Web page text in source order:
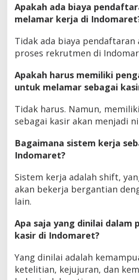
Apakah ada biaya
melamar kerja di
Tidak ada biaya pendaftaran
proses rekrutmen di
Apakah harus memiliki
untuk melamar sebagai
Tidak harus. Namun,
sebagai kasir akan menjadi
Bagaimana sistem kerja
Indomaret?
Sistem kerja adalah shift,
akan bekerja bergantian
lain.
Apa saja yang dinilai dalam
kasir di Indomaret?
Yang dinilai adalah
ketelitian, kejujuran, dan